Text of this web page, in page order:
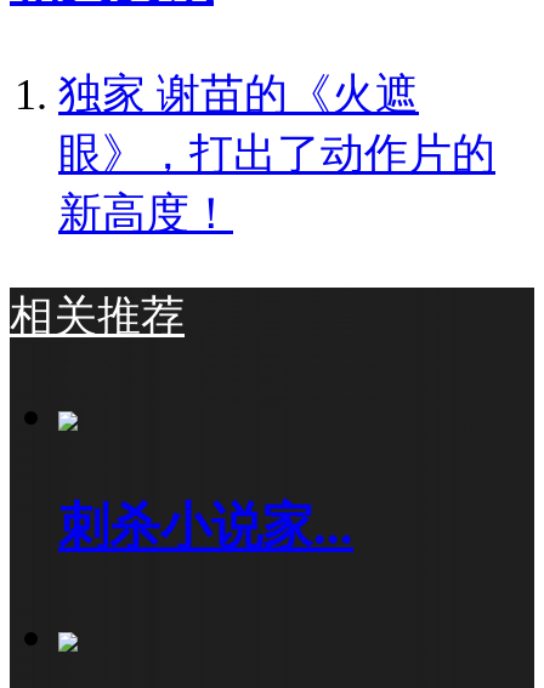
独家 谢苗的《火遮
眼》，打出了动作片的
新高度！
相关推荐
刺杀小说家...